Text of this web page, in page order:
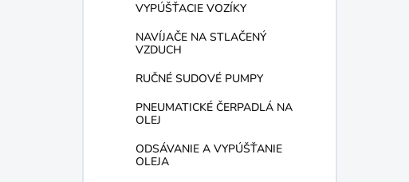
VYPÚŠŤACIE VOZÍKY
NAVÍJAČE NA STLAČENÝ
VZDUCH
RUČNÉ SUDOVÉ PUMPY
PNEUMATICKÉ ČERPADLÁ NA
OLEJ
ODSÁVANIE A VYPÚŠŤANIE
OLEJA